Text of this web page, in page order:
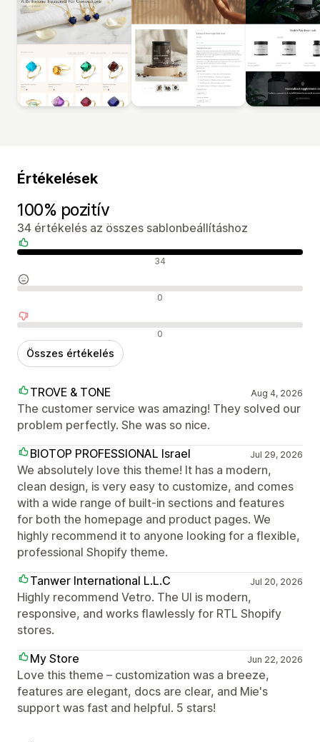
Értékelések
100% pozitív
34 értékelés az összes sablonbeállításhoz
Pozitív értékelések 34
Semleges értékelések 0
Negatív értékelések 0
Összes értékelés
TROVE & TONE Aug 4, 2026
The customer service was amazing! They solved our
problem perfectly. She was so nice.
BIOTOP PROFESSIONAL Israel
Jul 29, 2026
We absolutely love this theme! It has a modern,
clean design, is very easy to customize, and comes
with a wide range of built-in sections and features
for both the homepage and product pages. We
highly recommend it to anyone looking for a flexible,
professional Shopify theme.
Tanwer International L.L.C
Jul 20, 2026
Highly recommend Vetro. The UI is modern,
responsive, and works flawlessly for RTL Shopify
stores.
My Store
Jun 22, 2026
Love this theme – customization was a breeze,
features are elegant, docs are clear, and Mie's
support was fast and helpful. 5 stars!